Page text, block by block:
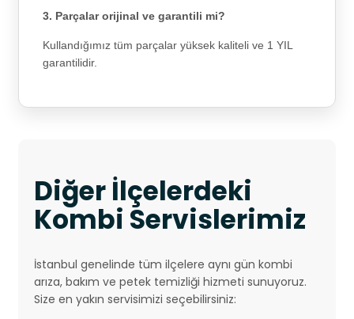
3. Parçalar orijinal ve garantili mi?
Kullandığımız tüm parçalar yüksek kaliteli ve 1 YIL
garantilidir.
Diğer İlçelerdeki
Kombi Servislerimiz
İstanbul genelinde tüm ilçelere aynı gün kombi
arıza, bakım ve petek temizliği hizmeti sunuyoruz.
Size en yakın servisimizi seçebilirsiniz: